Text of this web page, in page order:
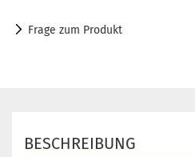
Frage zum Produkt
BESCHREIBUNG